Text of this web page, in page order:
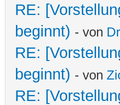
RE:
beginnt) - von
RE:
beginnt) - von
RE: